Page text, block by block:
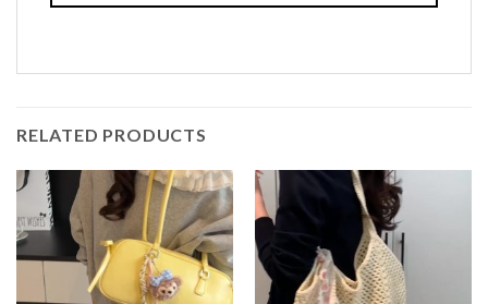
RELATED PRODUCTS